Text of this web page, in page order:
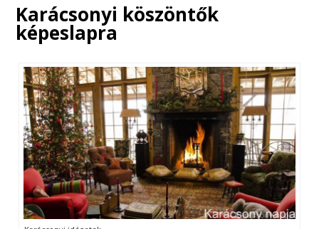
Karácsonyi köszöntők
képeslapra